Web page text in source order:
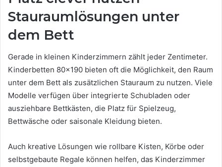
Stauraumlösungen unter
dem Bett
Gerade in kleinen Kinderzimmern zählt jeder Zentimeter.
Kinderbetten 80×190 bieten oft die Möglichkeit, den Raum
unter dem Bett als zusätzlichen Stauraum zu nutzen. Viele
Modelle verfügen über integrierte Schubladen oder
ausziehbare Bettkästen, die Platz für Spielzeug,
Bettwäsche oder saisonale Kleidung bieten.
Auch kreative Lösungen wie rollbare Kisten, Körbe oder
selbstgebaute Regale können helfen, das Kinderzimmer